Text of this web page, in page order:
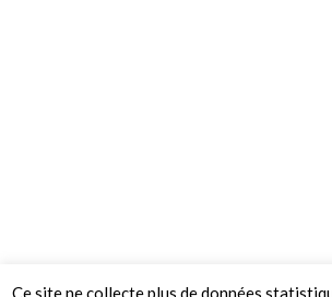
Ce site ne collecte plus de données